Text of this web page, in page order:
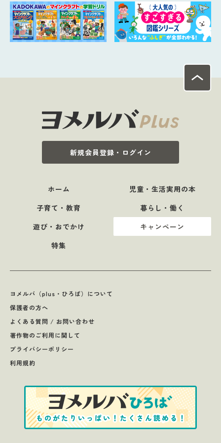
新規会員登録・ログイン
ホーム
児童・生活実用の本
子育て・教育
暮らし・働く
遊び・おでかけ
キャンペーン
特集
ヨメルバ（plus・ひろば）について
保護者の方へ
よくある質問 / お問い合わせ
著作物のご利用に関して
プライバシーポリシー
利用規約